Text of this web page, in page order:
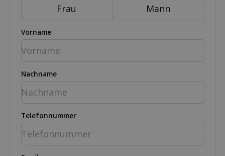
Frau Mann
Vorname
Nachname
Telefonnummer